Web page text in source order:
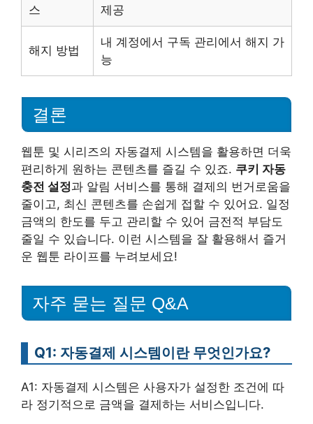
스
제공
해지 방법
내 계정에서 구독 관리에서 해지 가
능
결론
웹툰 및 시리즈의 자동결제 시스템을 활용하면 더욱
편리하게 원하는 콘텐츠를 즐길 수 있죠. 쿠키 자동
충전 설정과 알림 서비스를 통해 결제의 번거로움을
줄이고, 최신 콘텐츠를 손쉽게 접할 수 있어요. 일정
금액의 한도를 두고 관리할 수 있어 금전적 부담도
줄일 수 있습니다. 이런 시스템을 잘 활용해서 즐거
운 웹툰 라이프를 누려보세요!
자주 묻는 질문 Q&A
Q1: 자동결제 시스템이란 무엇인가요?
A1: 자동결제 시스템은 사용자가 설정한 조건에 따
라 정기적으로 금액을 결제하는 서비스입니다.